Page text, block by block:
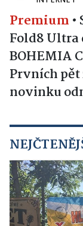
Premium •
Fold8 Ultra
BOHEMIA
Prvních pět
novinku